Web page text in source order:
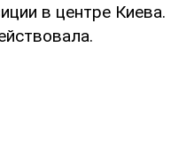
в центре Киева.